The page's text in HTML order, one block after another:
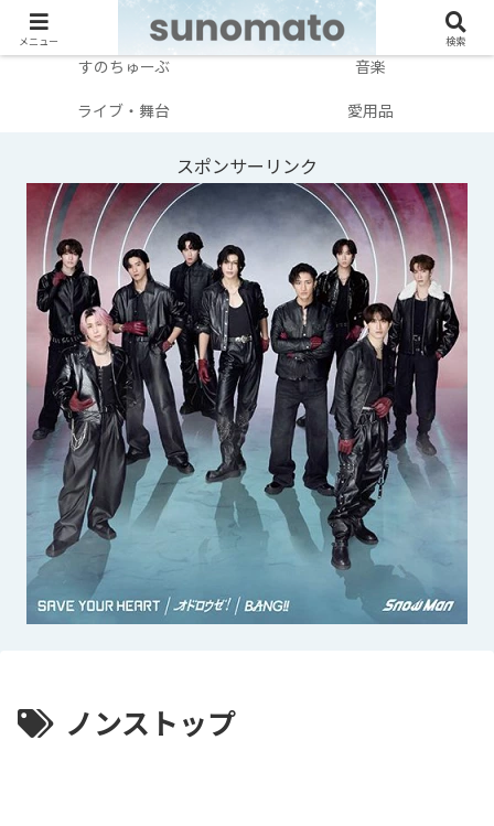
メンバー別
テレビ・映画
すのちゅーぶ
音楽
ライブ・舞台
愛用品
スポンサーリンク
ノンストップ
メニュー 検索